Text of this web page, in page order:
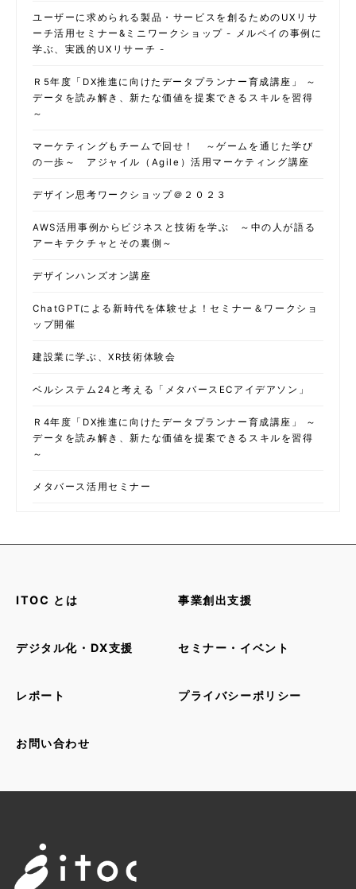
ユーザーに求められる製品・サービスを創るためのUXリサ
ーチ活用セミナー&ミニワークショップ - メルペイの事例に
学ぶ、実践的UXリサーチ -
Ｒ5年度「DX推進に向けたデータプランナー育成講座」 ～
データを読み解き、新たな価値を提案できるスキルを習得
～
マーケティングもチームで回せ！ ～ゲームを通じた学び
の一歩～ アジャイル（Agile）活用マーケティング講座
デザイン思考ワークショップ＠２０２３
AWS活用事例からビジネスと技術を学ぶ ～中の人が語る
アーキテクチャとその裏側～
デザインハンズオン講座
ChatGPTによる新時代を体験せよ！セミナー＆ワークショ
ップ開催
建設業に学ぶ、XR技術体験会
ベルシステム24と考える「メタバースECアイデアソン」
Ｒ4年度「DX推進に向けたデータプランナー育成講座」 ～
データを読み解き、新たな価値を提案できるスキルを習得
～
メタバース活用セミナー
ITOC とは 事業創出支援
デジタル化・DX支援 セミナー・イベント
レポート プライバシーポリシー
お問い合わせ